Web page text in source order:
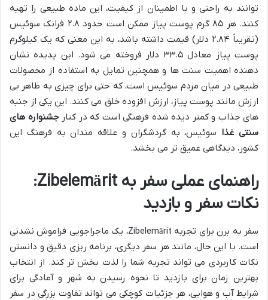
توانند به راحتی و با اطمینان از کیفیت، این ماده طبیعی را تهیه
کنند. هر ۸۵ گرم پوست پیاز ممکن است حدود ۲.۸ فرانک سوئیس
(تقریباً ۲.۸۴ دلار) قیمت داشته باشد، به این معنی که یک کیلوگرم
پوست پیاز معادل ۳۳.۵ دلار فروخته می شود. این پدیده نشان
دهنده اهمیت سنت ها و همچنین تمایل به استفاده از محصولات
طبیعی در میان مردم سوئیس است، که حتی برای چیزی به ظاهر بی
ارزش مانند پوست پیاز، ارزش افزوده خلق می کنند. این یکی از جنبه
های جذاب و کمتر دیده شده فرهنگی است که در کنارجشنواره های
سنتی غذا سوئیس، به گردشگران و علاقه مندان به فرهنگ این
کشور، دیدگاهی عمیق تر می بخشد.
راهنمای عملی سفر به Zibelemärit:
نکات سفر و بازدید
سفر به برن برای تجربه Zibelemärit، یک ماجراجویی فراموش نشدنی
است. با این حال، مانند هر سفر دیگری، برنامه ریزی دقیق و دانستن
نکات کاربردی می تواند تجربه شما را لذت بخش تر کند. از انتخاب
بهترین زمان برای بازدید تا نحوه رسیدن به شهر و آمادگی برای
شرایط آب و هوایی، هر جزئیات کوچکی می تواند تفاوت بزرگی در سفر